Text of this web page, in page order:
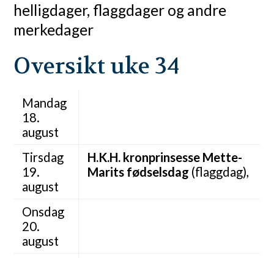
helligdager, flaggdager og andre
merkedager
Oversikt uke 34
Mandag
18.
august
Tirsdag
19.
august
H.K.H. kronprinsesse Mette-
Marits fødselsdag (flaggdag),
Onsdag
20.
august